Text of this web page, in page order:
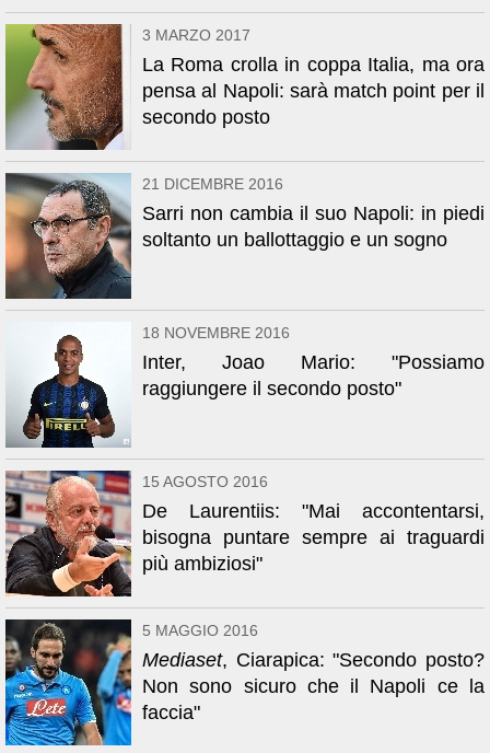
3 MARZO 2017
La Roma crolla in coppa Italia, ma ora
pensa al Napoli: sarà match point per il
secondo posto
21 DICEMBRE 2016
Sarri non cambia il suo Napoli: in piedi
soltanto un ballottaggio e un sogno
18 NOVEMBRE 2016
Inter, Joao Mario: "Possiamo
raggiungere il secondo posto"
15 AGOSTO 2016
De Laurentiis: "Mai accontentarsi,
bisogna puntare sempre ai traguardi
più ambiziosi"
5 MAGGIO 2016
Mediaset, Ciarapica: "Secondo posto?
Non sono sicuro che il Napoli ce la
faccia"